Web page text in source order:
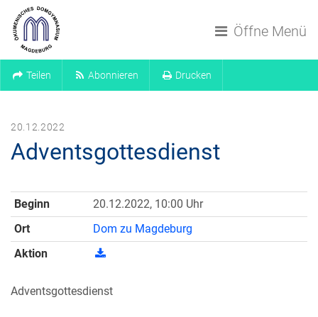
Öffne Menü
Teilen Abonnieren Drucken
20.12.2022
Adventsgottesdienst
Beginn
20.12.2022, 10:00 Uhr
Ort
Dom zu Magdeburg
Aktion
Adventsgottesdienst